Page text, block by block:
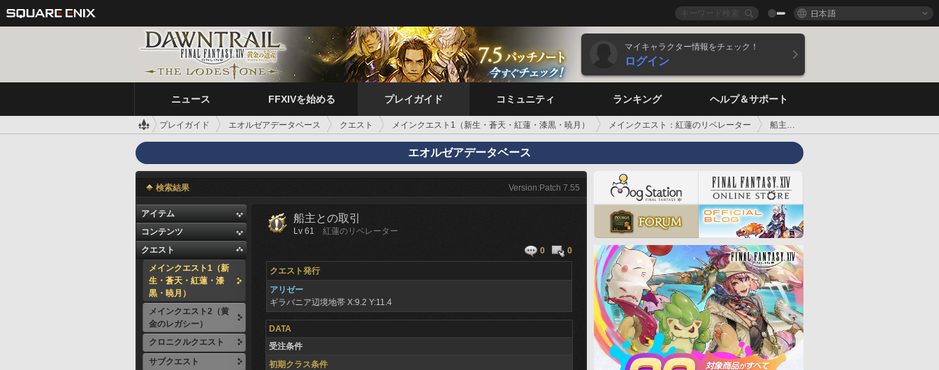
日本語
マイキャラクター情報をチェック！
ログイン
ニュース FFXIVを始める プレイガイド コミュニティ ランキング ヘルプ＆サポート
プレイガイド エオルゼアデータベース クエスト メインクエスト1（新生・蒼天・紅蓮・漆黒・暁月） メインクエスト：紅蓮のリベレーター 船主との取引
エオルゼアデータベース
検索結果 Version:Patch 7.55
アイテム
コンテンツ
クエスト
メインクエスト1（新
生・蒼天・紅蓮・漆
黒・暁月）
メインクエスト2（黄
金のレガシー）
クロニクルクエスト
サブクエスト
船主との取引
Lv 61
紅蓮のリベレーター
0
0
クエスト発行
アリゼー
ギラバニア辺境地帯 X:9.2 Y:11.4
DATA
受注条件
初期クラス条件